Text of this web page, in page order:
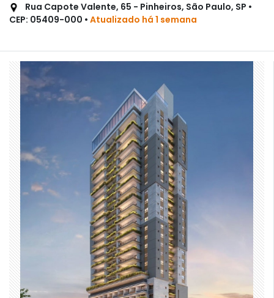
Rua Capote Valente, 65 - Pinheiros, São Paulo, SP •
CEP: 05409-000 • Atualizado há 1 semana